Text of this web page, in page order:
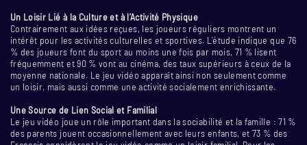
Un Loisir Lié à la Culture et à l’Activité Physique
Contrairement aux idées reçues, les joueurs réguliers montrent un
intérêt pour les activités culturelles et sportives. L’étude indique que 76
% des joueurs font du sport au moins une fois par mois, 71 % lisent
fréquemment et 90 % vont au cinéma, des taux supérieurs à ceux de la
moyenne nationale. Le jeu vidéo apparaît ainsi non seulement comme
un loisir, mais aussi comme une activité socialement enrichissante.
Une Source de Lien Social et Familial
Le jeu vidéo joue un rôle important dans la sociabilité et la famille : 71 %
des parents jouent occasionnellement avec leurs enfants, et 73 % des